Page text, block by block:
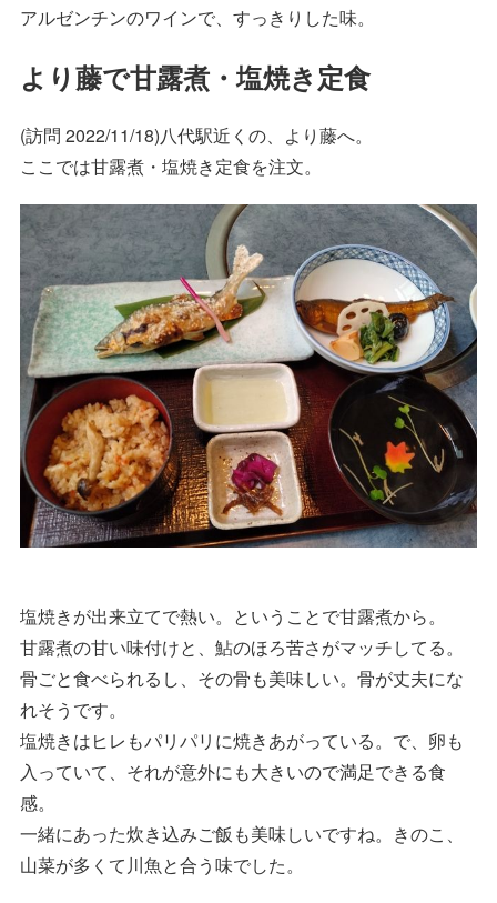
アルゼンチンのワインで、すっきりした味。
より藤で甘露煮・塩焼き定食
(訪問 2022/11/18)八代駅近くの、より藤へ。
ここでは甘露煮・塩焼き定食を注文。
塩焼きが出来立てで熱い。ということで甘露煮から。
甘露煮の甘い味付けと、鮎のほろ苦さがマッチしてる。
骨ごと食べられるし、その骨も美味しい。骨が丈夫にな
れそうです。
塩焼きはヒレもパリパリに焼きあがっている。で、卵も
入っていて、それが意外にも大きいので満足できる食
感。
一緒にあった炊き込みご飯も美味しいですね。きのこ、
山菜が多くて川魚と合う味でした。